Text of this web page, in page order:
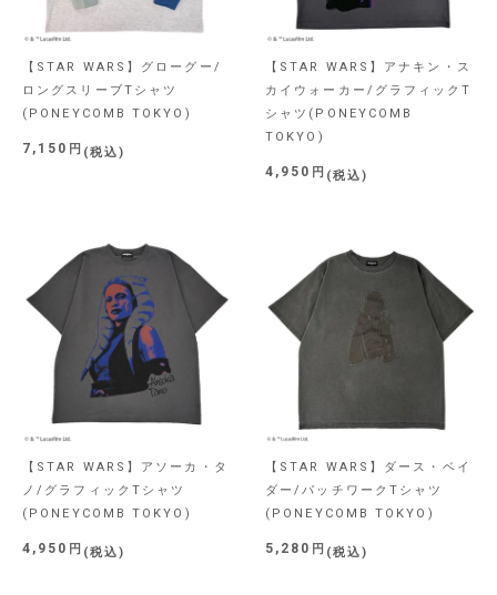
【STAR WARS】グローグー/
ロングスリーブTシャツ
(PONEYCOMB TOKYO)
7,150 税込
【STAR WARS】アナキン・ス
カイウォーカー/グラフィックT
シャツ(PONEYCOMB
TOKYO)
4,950 税込
【STAR WARS】アソーカ・タ
ノ/グラフィックTシャツ
(PONEYCOMB TOKYO)
4,950 税込
【STAR WARS】ダース・ベイ
ダー/パッチワークTシャツ
(PONEYCOMB TOKYO)
5,280 税込